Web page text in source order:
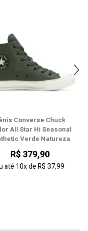
Converse Chuck
All Star Hi Seasonal
Verde Natureza
R$ 379,90
até 10xdeR$ 37,99